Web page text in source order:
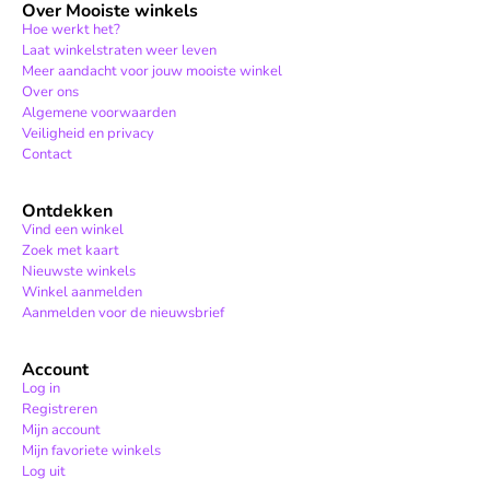
Over Mooiste winkels
Hoe werkt het?
Laat winkelstraten weer leven
Meer aandacht voor jouw mooiste winkel
Over ons
Algemene voorwaarden
Veiligheid en privacy
Contact
Ontdekken
Vind een winkel
Zoek met kaart
Nieuwste winkels
Winkel aanmelden
Aanmelden voor de nieuwsbrief
Account
Log in
Registreren
Mijn account
Mijn favoriete winkels
Log uit